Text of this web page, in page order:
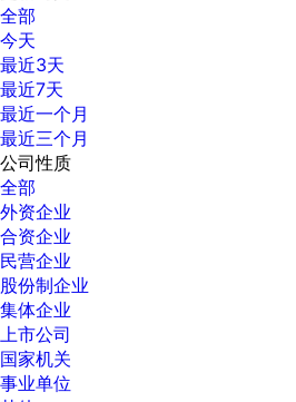
全部
今天
最近3天
最近7天
最近一个月
最近三个月
公司性质
全部
外资企业
合资企业
民营企业
股份制企业
集体企业
上市公司
国家机关
事业单位